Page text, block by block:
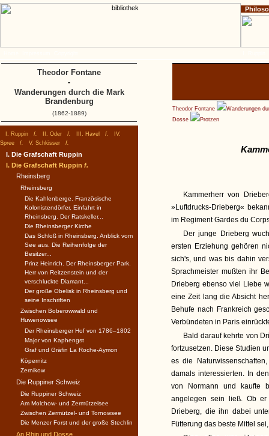
Theodor Fontane
Wanderungen
Dosse
Protzen
Kammerherr von
»Luftdrucks-Drieberg«
im Regiment Gardes du
Der junge Drieberg
ersten Erziehung gehören
sich's, und was bis dahin
Sprachmeister mußten ihr
Drieberg ebenso viel Liebe
eine Zeit lang die Absicht
Behufe nach Frankreich
Verbündeten in Paris
Bald darauf kehrte von
fortzusetzen. Diese Studien
es die
damals interessierten. In
von Normann und kaufte
angelegen sein ließ. Ob
Drieberg, die ihn dabei
Fütterung das beste Mittel
I. Ruppin f. II. Oder f. III. Havel f.
IV.
Spree
f. V. Schlösser f.
I. Die Grafschaft Ruppin
I. Die Grafschaft Ruppin f.
Rheinsberg
Rheinsberg
Die Kahlenberge. Französische
Kolonistendörfer. Einfahrt in
Rheinsberg. Der Ratskeller...
Die Rheinsberger Kirche
Das Schloß in Rheinsberg. Anblick vom
See aus. Die Reihenfolge der
Besitzer...
Prinz Heinrich. Der Rheinsberger Park.
Herr von Reitzenstein und der
verschluckte Diamant...
Der große Obelisk in Rheinsberg und
seine Inschriften
Zwischen Boberowwald und
Huwenowsee
Der Rheinsberger Hof von 1786–1802
Major von Kaphengst
Graf und Gräfin La Roche-Aymon
Köpernitz
Zernikow
Die Ruppiner Schweiz
Die Ruppiner Schweiz
Am Molchow- und Zermützelsee
Zwischen Zermützel- und Tornowsee
Die Menzer Forst und der große Stechlin
An Rhin und Dosse
Theodor Fontane
-
Wanderungen durch die Mark
Brandenburg
(1862-1889)